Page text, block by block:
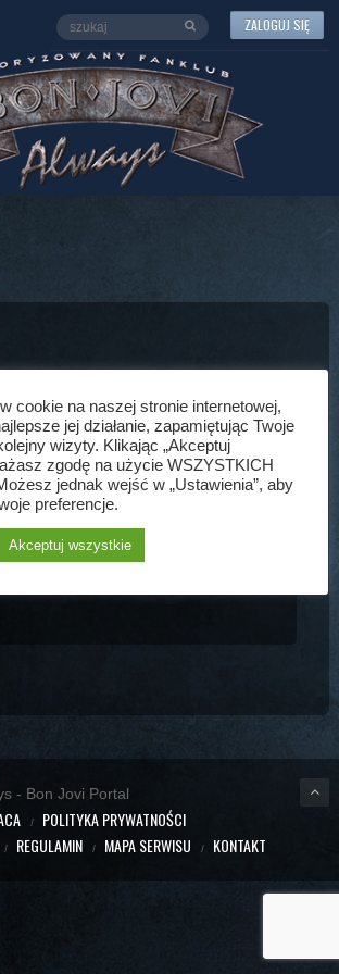
ZALOGUJ SIĘ
Destination Poland
- Bon Jovi Portal
POLITYKA PRYWATNOŚCI
REGULAMIN MAPA SERWISU KONTAKT
cookie na naszej stronie internetowej,
jej działanie, zapamiętując Twoje
wizyty. Klikając „Akceptuj
zgodę na użycie WSZYSTKICH
jednak wejść w „Ustawienia”, aby
preferencje.
Akceptuj wszystkie